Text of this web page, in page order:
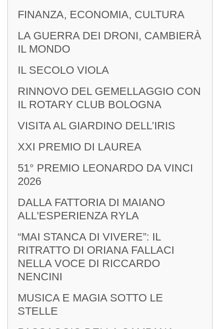
FINANZA, ECONOMIA, CULTURA
LA GUERRA DEI DRONI, CAMBIERÀ
IL MONDO
IL SECOLO VIOLA
RINNOVO DEL GEMELLAGGIO CON
IL ROTARY CLUB BOLOGNA
VISITA AL GIARDINO DELL’IRIS
XXI PREMIO DI LAUREA
51° PREMIO LEONARDO DA VINCI
2026
DALLA FATTORIA DI MAIANO
ALL'ESPERIENZA RYLA
“MAI STANCA DI VIVERE”: IL
RITRATTO DI ORIANA FALLACI
NELLA VOCE DI RICCARDO
NENCINI
MUSICA E MAGIA SOTTO LE
STELLE